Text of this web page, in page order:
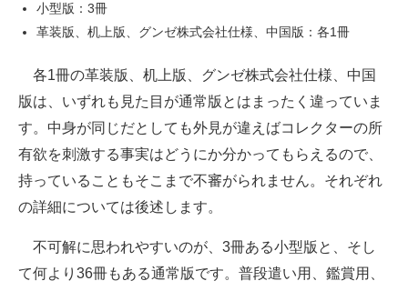
小型版：3冊
革装版、机上版、グンゼ株式会社仕様、中国版：各1冊
各1冊の革装版、机上版、グンゼ株式会社仕様、中国
版は、いずれも見た目が通常版とはまったく違っていま
す。中身が同じだとしても外見が違えばコレクターの所
有欲を刺激する事実はどうにか分かってもらえるので、
持っていることもそこまで不審がられません。それぞれ
の詳細については後述します。
不可解に思われやすいのが、3冊ある小型版と、そし
て何より36冊もある通常版です。普段遣い用、鑑賞用、